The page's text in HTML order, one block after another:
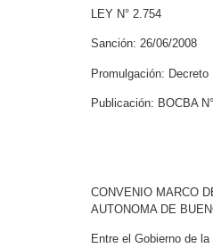
LEY N° 2.754
Sanción: 26/06/2008
Promulgación: Decreto
Publicación: BOCBA
CONVENIO MARCO
AUTONOMA DE
Entre el Gobierno de